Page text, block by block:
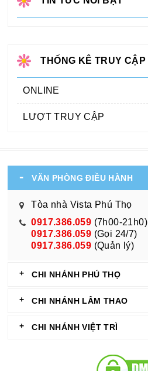
THỐNG KÊ TRUY CẬP
ONLINE
LƯỢT TRUY CẬP
VĂN PHÒNG ĐIỀU HÀNH
Tòa nhà Vista Phú Thọ
0917.386.059 (7h00-21h0)
0917.386.059 (Gọi 24/7)
0917.386.059 (Quản lý)
CHI NHÁNH PHÚ THỌ
CHI NHÁNH LÂM THAO
CHI NHÁNH VIỆT TRÌ